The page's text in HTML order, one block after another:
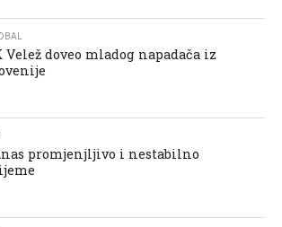
Velež doveo mladog napadača iz
promjenjljivo i nestabilno